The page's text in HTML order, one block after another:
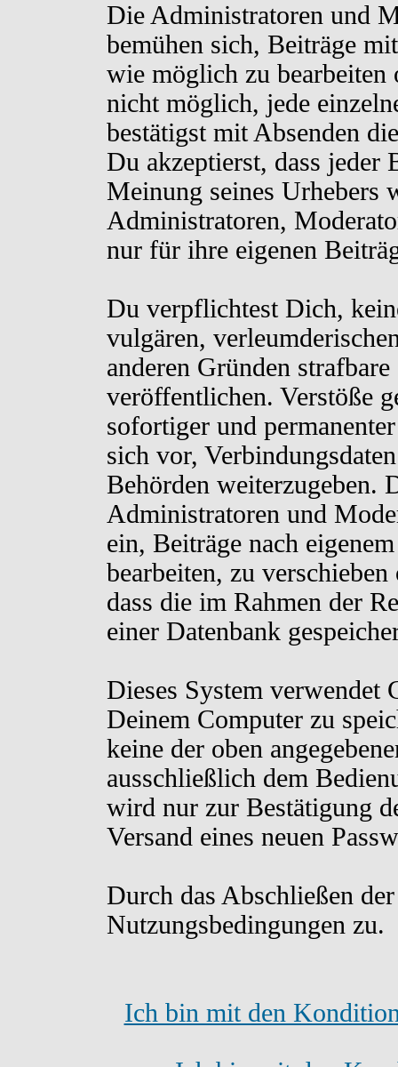
Die Administratoren und
bemühen sich, Beiträge
wie möglich zu bearbeiten
nicht möglich, jede
bestätigst mit Absenden
Du akzeptierst, dass jeder
Meinung seines Urhebers
Administratoren,
nur für ihre eigenen
Du verpflichtest Dich,
vulgären,
anderen Gründen
veröffentlichen. Verstöße
sofortiger und
sich vor,
Behörden weiterzugeben.
Administratoren und
ein, Beiträge nach
bearbeiten, zu
dass die im Rahmen der
einer Datenbank
Dieses System verwendet
Deinem Computer zu
keine der oben
ausschließlich dem
wird nur zur Bestätigung
Versand eines neuen
Durch das Abschließen
Nutzungsbedingungen zu.
Ich bin mit den